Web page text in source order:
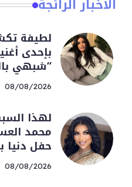
الأخبار الرائجة
لطيفة
بإحدى
“شبهي
08/08/2026
لهذا
محمد
حفل دنيا
08/08/2026